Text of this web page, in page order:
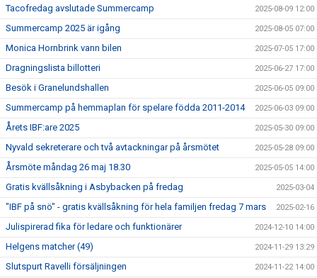
Tacofredag avslutade Summercamp 2025-08-09 12:00
Summercamp 2025 är igång 2025-08-05 07:00
Monica Hornbrink vann bilen 2025-07-05 17:00
Dragningslista billotteri 2025-06-27 17:00
Besök i Granelundshallen 2025-06-05 09:00
Summercamp på hemmaplan för spelare födda 2011-2014 2025-06-03 09:00
Årets IBF:are 2025 2025-05-30 09:00
Nyvald sekreterare och två avtackningar på årsmötet 2025-05-28 09:00
Årsmöte måndag 26 maj 18.30 2025-05-05 14:00
Gratis kvällsåkning i Asbybacken på fredag 2025-03-04
"IBF på snö" - gratis kvällsåkning för hela familjen fredag 7 mars 2025-02-16
Julispirerad fika för ledare och funktionärer 2024-12-10 14:00
Helgens matcher (49) 2024-11-29 13:29
Slutspurt Ravelli försäljningen 2024-11-22 14:00